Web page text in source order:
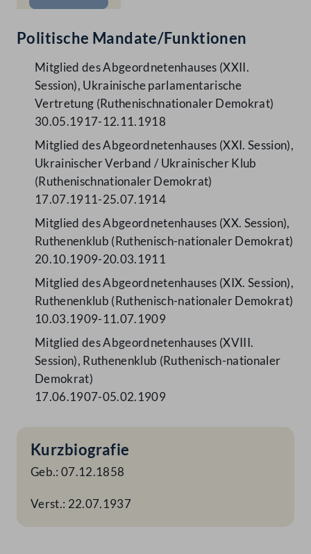
Politische Mandate/Funktionen
Mitglied des Abgeordnetenhauses (XXII.
Session), Ukrainische parlamentarische
Vertretung (Ruthenischnationaler Demokrat)
30.05.1917-12.11.1918
Mitglied des Abgeordnetenhauses (XXI. Session),
Ukrainischer Verband / Ukrainischer Klub
(Ruthenischnationaler Demokrat)
17.07.1911-25.07.1914
Mitglied des Abgeordnetenhauses (XX. Session),
Ruthenenklub (Ruthenisch-nationaler Demokrat)
20.10.1909-20.03.1911
Mitglied des Abgeordnetenhauses (XIX. Session),
Ruthenenklub (Ruthenisch-nationaler Demokrat)
10.03.1909-11.07.1909
Mitglied des Abgeordnetenhauses (XVIII.
Session), Ruthenenklub (Ruthenisch-nationaler
Demokrat)
17.06.1907-05.02.1909
Kurzbiografie
Geb.: 07.12.1858
Verst.: 22.07.1937